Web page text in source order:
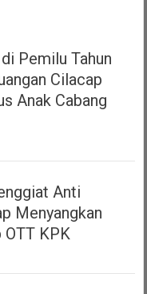
Pemilu Tahun
Cilacap
Anak Cabang
Anti
Menyangkan
OTT KPK